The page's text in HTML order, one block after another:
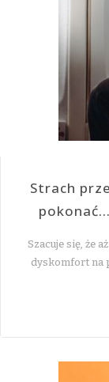
Strach
Szacuje się, że
dyskomfort na